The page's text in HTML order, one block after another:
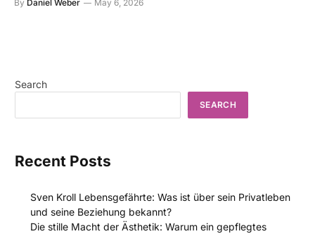
By Daniel Weber May 6, 2026
Search
SEARCH
Recent Posts
Sven Kroll Lebensgefährte: Was ist über sein Privatleben
und seine Beziehung bekannt?
Die stille Macht der Ästhetik: Warum ein gepflegtes